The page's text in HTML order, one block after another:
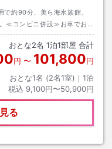
約90分、美ら海水族館、
≪コンビニ併設≫お車でお
当ホテル正面から見て右
おとな2名 1泊1部屋 合計
円 〜 101,800円
おとな1名 (2名1室)｜ 1泊
税込 9,100円〜50,900円
る